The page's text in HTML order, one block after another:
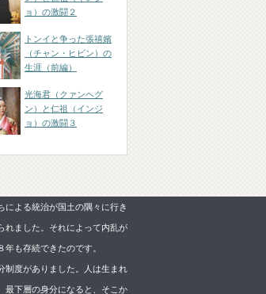
ョ）の激闘２
トンイと争った張禧嬪
（チャン・ヒビン）の
生涯（前編）
光海君（クァンヘグ
ン）と仁祖（インジ
ョ）の激闘３
による統治が国土の隅々に行き
れました。それによって内乱が
も存続できたのです。
制度がありました。人は生まれ
最下層の身分になると、そこか